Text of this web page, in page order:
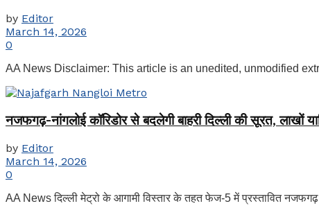
by Editor
March 14, 2026
0
AA News Disclaimer: This article is an unedited, unmodified
नजफगढ़-नांगलोई कॉरिडोर से बदलेगी बाहरी दिल्ली की सूरत, लाखों
by Editor
March 14, 2026
0
AA News दिल्ली मेट्रो के आगामी विस्तार के तहत फेज-5 में प्रस्तावित नजफगढ़ से